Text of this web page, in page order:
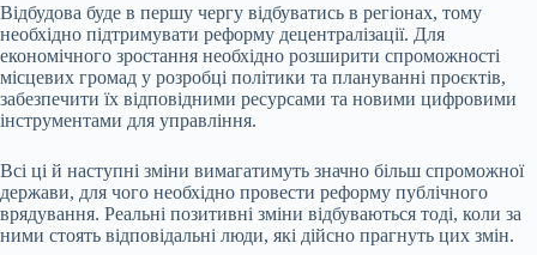
Відбудова буде в першу чергу відбуватись в регіонах, тому
необхідно підтримувати реформу децентралізації. Для
економічного зростання необхідно розширити спроможності
місцевих громад у розробці політики та плануванні проєктів,
забезпечити їх відповідними ресурсами та новими цифровими
інструментами для управління.
Всі ці й наступні зміни вимагатимуть значно більш спроможної
держави, для чого необхідно провести реформу публічного
врядування. Реальні позитивні зміни відбуваються тоді, коли за
ними стоять відповідальні люди, які дійсно прагнуть цих змін.